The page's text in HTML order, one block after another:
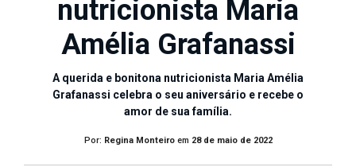
nutricionista Maria
Amélia Grafanassi
A querida e bonitona nutricionista Maria Amélia
Grafanassi celebra o seu aniversário e recebe o
amor de sua família.
Por: Regina Monteiroem 28 de maio de 2022